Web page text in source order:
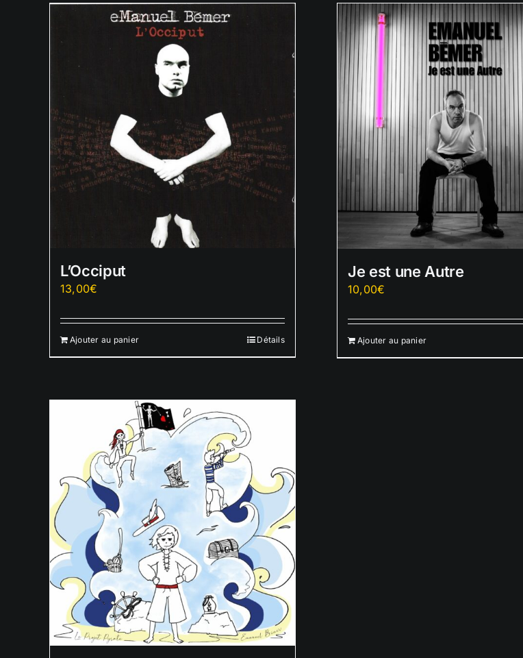
L’Occiput
13,00€
Ajouter au panier Détails
Je est une Autre
10,00€
Ajouter au panier